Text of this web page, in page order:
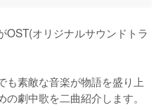
OST(オリジナルサウンドトラ
も素敵な音楽が物語を盛り上
劇中歌を二曲紹介します。